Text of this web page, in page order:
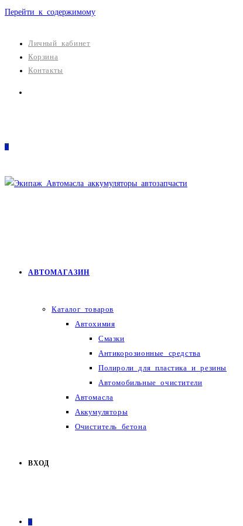
Перейти к содержимому
Личный кабинет
Корзина
Контакты
0
АВТОМАГАЗИН
Каталог товаров
Автохимия
Смазки
Антикорозионные средства
Полироли для пластика и резины
Автомобильные очистители
Автомасла
Аккумуляторы
Очиститель бетона
ВХОД
0